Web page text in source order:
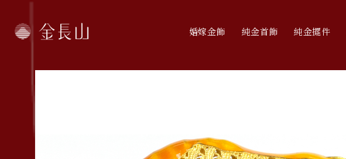
婚嫁金飾 純金首飾 純金擺件